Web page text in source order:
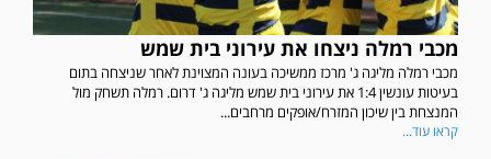
מכבי רמלה ניצחו את עירוני בית שמש
מכבי רמלה מליגה ג' מרכז ממשיכה בעונה המצוינת לאחר שניצחה בתום
בעיטות עונשין 1:4 את עירוני בית שמש מליגה ג' דרום. רמלה תשחק מול
המנצחת בין שיכון המזרח/אופקים מרחבים...
קראו עוד...